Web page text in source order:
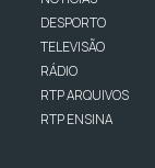
DESPORTO
TELEVISÃO
RÁDIO
RTP ARQUIVOS
RTP ENSINA